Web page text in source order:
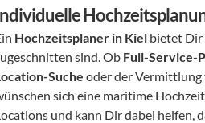
Hochzeitsplaner in Kiel bietet Dir
sind. Ob Full-Service-
Suche oder der Vermittlung
sich eine maritime
und kann Dir dabei helfen,